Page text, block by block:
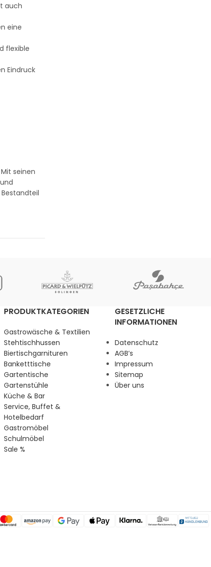
auch
eine
flexible
Eindruck
seinen
PRODUKTKATEGORIEN
Gastrowäsche & Textilien
Stehtischhussen
Biertischgarnituren
Banketttische
Gartentische
Gartenstühle
Küche & Bar
Service, Buffet &
Hotelbedarf
Gastromöbel
Schulmöbel
Sale %
GESETZLICHE
INFORMATIONEN
Datenschutz
AGB’s
Impressum
Sitemap
Über uns